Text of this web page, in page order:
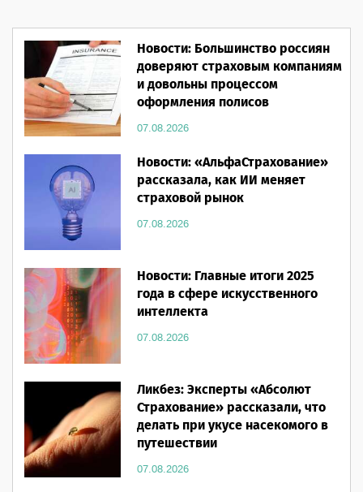
Новости: Большинство россиян
доверяют страховым компаниям
и довольны процессом
оформления полисов
07.08.2026
Новости: «АльфаСтрахование»
рассказала, как ИИ меняет
страховой рынок
07.08.2026
Новости: Главные итоги 2025
года в сфере искусственного
интеллекта
07.08.2026
Ликбез: Эксперты «Абсолют
Страхование» рассказали, что
делать при укусе насекомого в
путешествии
07.08.2026